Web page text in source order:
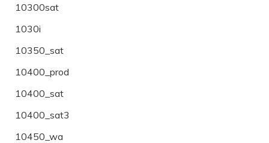
10300sat
1030i
10350_sat
10400_prod
10400_sat
10400_sat3
10450_wa